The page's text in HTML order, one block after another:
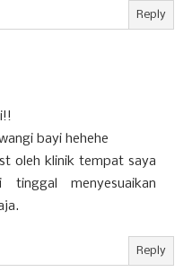
Reply
bayi hehehe
oleh klinik tempat saya
tinggal menyesuaikan
Reply